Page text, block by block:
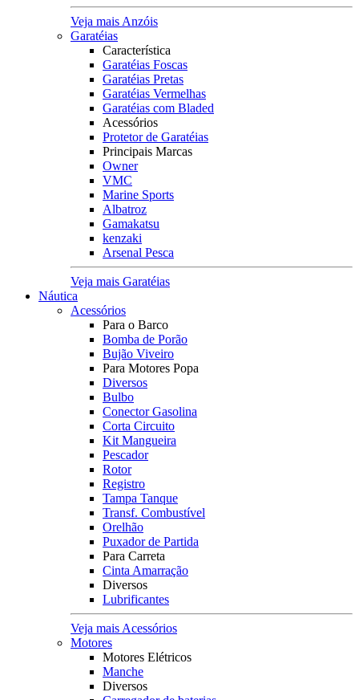
Veja mais Anzóis
Garatéias
Característica
Garatéias Foscas
Garatéias Pretas
Garatéias Vermelhas
Garatéias com Bladed
Acessórios
Protetor de Garatéias
Principais Marcas
Owner
VMC
Marine Sports
Albatroz
Gamakatsu
kenzaki
Arsenal Pesca
Veja mais Garatéias
Náutica
Acessórios
Para o Barco
Bomba de Porão
Bujão Viveiro
Para Motores Popa
Diversos
Bulbo
Conector Gasolina
Corta Circuito
Kit Mangueira
Pescador
Rotor
Registro
Tampa Tanque
Transf. Combustível
Orelhão
Puxador de Partida
Para Carreta
Cinta Amarração
Diversos
Lubrificantes
Veja mais Acessórios
Motores
Motores Elétricos
Manche
Diversos